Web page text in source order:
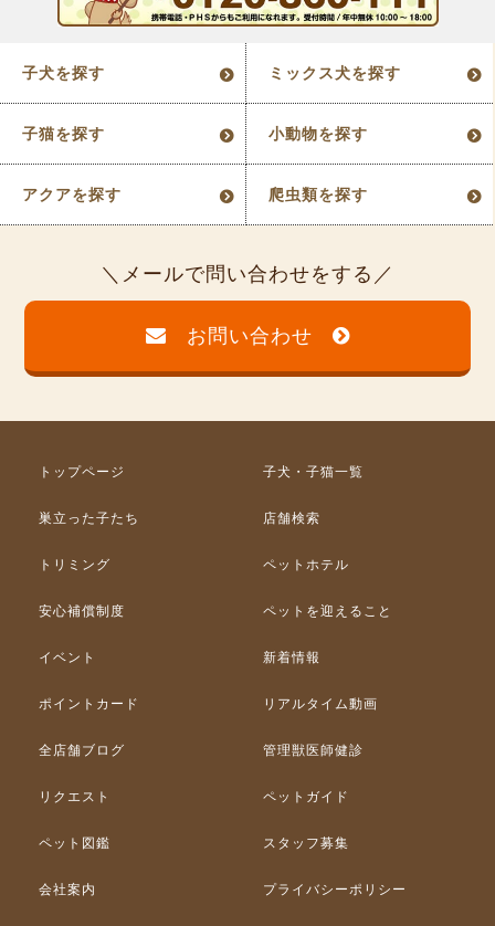
子犬を探す ミックス犬を探す
子猫を探す 小動物を探す
アクアを探す 爬虫類を探す
メールで問い合わせをする
お問い合わせ
トップページ 子犬・子猫一覧
巣立った子たち 店舗検索
トリミング ペットホテル
安心補償制度 ペットを迎えること
イベント 新着情報
ポイントカード リアルタイム動画
全店舗ブログ 管理獣医師健診
リクエスト ペットガイド
ペット図鑑 スタッフ募集
会社案内 プライバシーポリシー